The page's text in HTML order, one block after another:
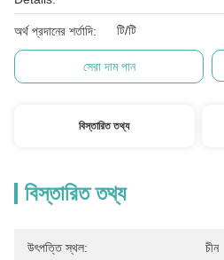
অর্থ প্রদানের শর্তাদি: টি/টি
সেরা দাম পান
বিস্তারিত তথ্য
বিস্তারিত তথ্য
উৎপত্তি স্থল: চীন